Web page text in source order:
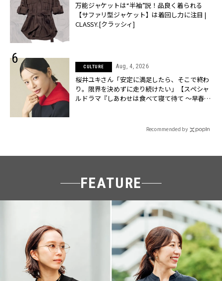
万能ジャケットは“半袖”説！品良く着られる
【サファリ型ジャケット】は着回し力に注目 |
CLASSY.[クラッシィ]
CULTURE Aug, 4, 2026
桜井ユキさん「安定に満足したら、そこで終わ
り。限界を決めずに走り続けたい」【スペシャ
ルドラマ『しあわせは食べて寝て待て ～早春の
Recommended by
FEATURE